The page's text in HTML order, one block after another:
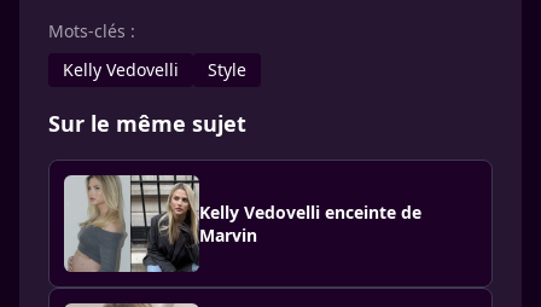
Mots-clés :
Kelly Vedovelli
Style
Sur le même sujet
Kelly Vedovelli enceinte de
Marvin